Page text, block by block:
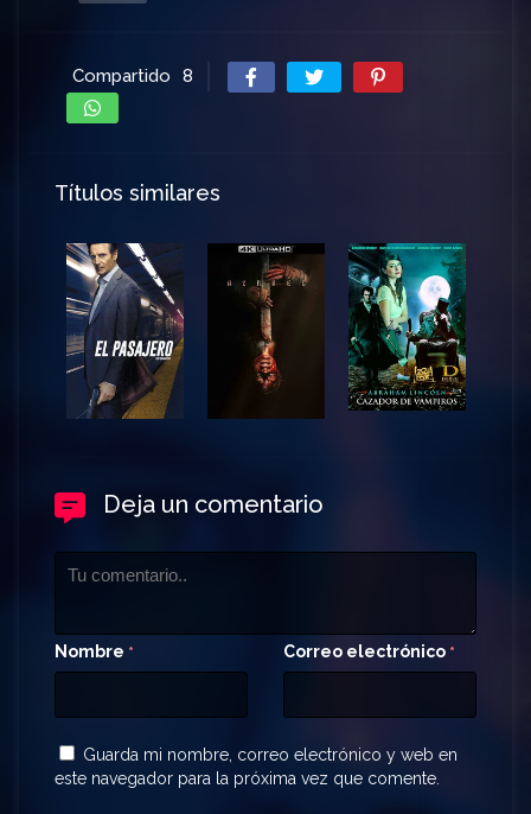
Compartido 8
Títulos similares
Deja un comentario
Nombre * Correo electrónico *
Guarda mi nombre, correo electrónico y web en
este navegador para la próxima vez que comente.